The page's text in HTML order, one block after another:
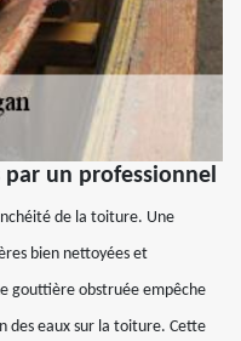
un professionnel
de la toiture. Une
bien nettoyées et
gouttière obstruée empêche
des eaux sur la toiture. Cette